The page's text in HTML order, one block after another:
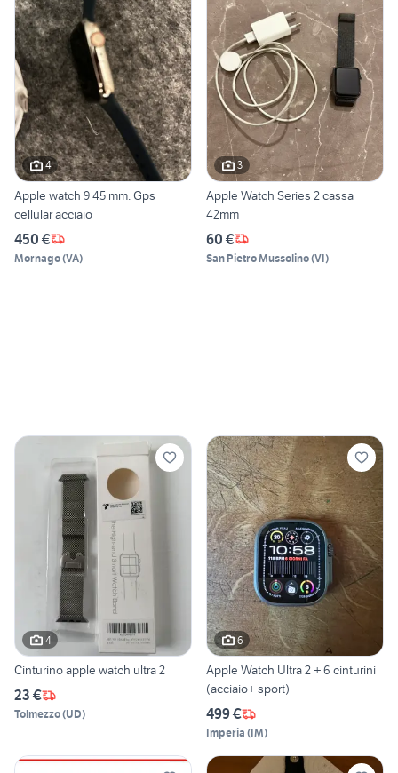
4
Apple watch 9 45 mm. Gps
cellular acciaio
450 €
Mornago(VA)
3
Apple Watch Series 2 cassa
42mm
60 €
San Pietro Mussolino(VI)
4
Cinturino apple watch ultra 2
23 €
Tolmezzo(UD)
6
Apple Watch Ultra 2 + 6 cinturini
(acciaio+ sport)
499 €
Imperia (IM)